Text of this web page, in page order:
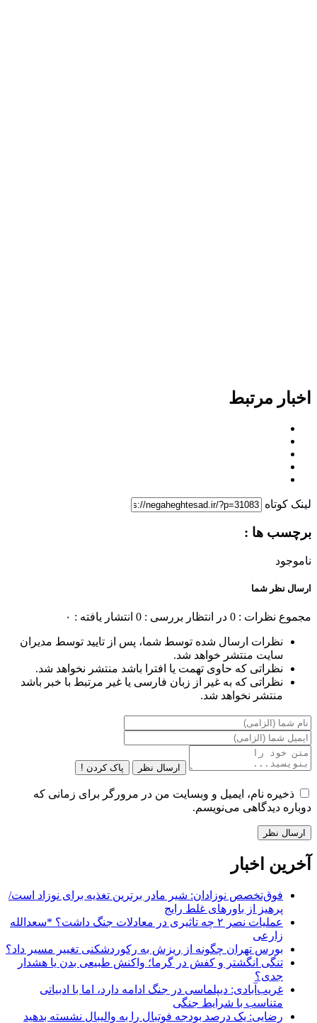
اخبار مرتبط
لینک کوتاه
برچسب ها :
ناموجود
ارسال نظر شما
مجموع نظرات : 0 در انتظار بررسی : 0 انتشار یافته : ۰
نظرات ارسال شده توسط شما، پس از تایید توسط مدیران
سایت منتشر خواهد شد.
نظراتی که حاوی تهمت یا افترا باشد منتشر نخواهد شد.
نظراتی که به غیر از زبان فارسی یا غیر مرتبط با خبر باشد
منتشر نخواهد شد.
ارسال نظر پاک کردن !
ذخیره نام، ایمیل و وبسایت من در مرورگر برای زمانی که
دوباره دیدگاهی می‌نویسم.
آخرین اخبار
فوق‌تخصص نوزادان: شیر مادر برترین تغذیه برای نوزاد است/
پرهیز از باورهای غلط رایج
عملیات نصر ۲ چه تاثیری در معادلات جنگ داشت؟ *سعدالله
زارعی
بورس تهران چگونه از ریزش به رکوردشکنی تغییر مسیر داد؟
تنگی انگشتر و کفش در گرما؛ واکنش طبیعی بدن یا هشدار
جدی؟
غریب‌آبادی: دیپلماسی در جنگ ادامه دارد، اما با ادبیاتی
متناسب با شرایط جنگی
رضایی: یک درصد بودجه فوتبال را به والیبال نشسته بدهید